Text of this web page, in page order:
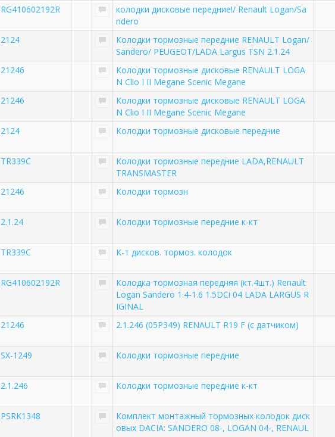
RG410602192R
колодки дисковые передние!/ Renault Logan/Sa
ndero
2124
Колодки тормозные передние RENAULT Logan/
Sandero/ PEUGEOT/LADA Largus TSN 2.1.24
21246
Колодки тормозные дисковые RENAULT LOGA
N Clio I II Megane Scenic Megane
21246
Колодки тормозные дисковые RENAULT LOGA
N Clio I II Megane Scenic Megane
2124 Колодки тормозные дисковые передние
TR339C
Колодки тормозные передние LADA,RENAULT
TRANSMASTER
21246 Колодки тормозн
2.1.24 Колодки тормозные передние к-кт
TR339C К-т дисков. тормоз. колодок
RG410602192R
Колодка тормозная передняя (кт.4шт.) Renault
Logan Sandero 1.4-1.6 1.5DCi 04 LADA LARGUS R
IGINAL
21246 2.1.246 (05P349) RENAULT R19 F (с датчиком)
SX-1249 Колодки тормозные передние
2.1.246 Колодки тормозные передние к-кт
PSRK1348
Комплект монтажный тормозных колодок диск
овых DACIA: SANDERO 08-, LOGAN 04-, RENAUL